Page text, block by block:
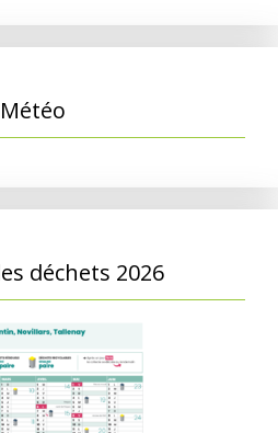
Météo
déchets 2026